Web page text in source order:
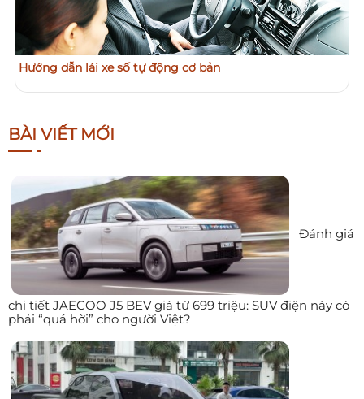
Hướng dẫn lái xe số tự động cơ bản
BÀI VIẾT MỚI
Đánh giá
chi tiết JAECOO J5 BEV giá từ 699 triệu: SUV điện này có
phải “quá hời” cho người Việt?